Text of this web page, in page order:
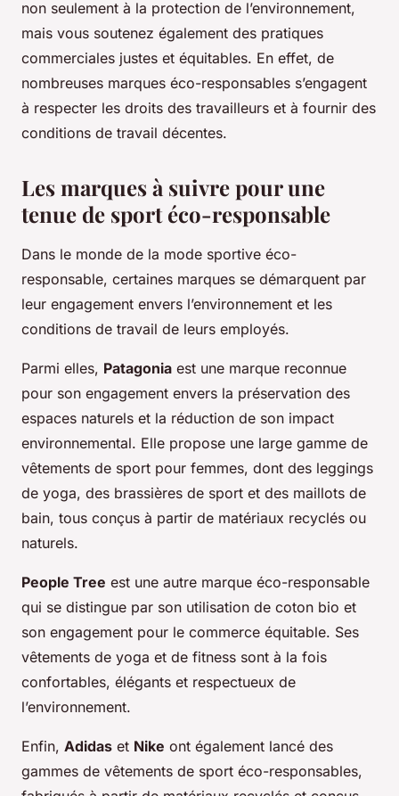
non seulement à la protection de l’environnement,
mais vous soutenez également des pratiques
commerciales justes et équitables. En effet, de
nombreuses marques éco-responsables s’engagent
à respecter les droits des travailleurs et à fournir des
conditions de travail décentes.
Les marques à suivre pour une
tenue de sport éco-responsable
Dans le monde de la mode sportive éco-
responsable, certaines marques se démarquent par
leur engagement envers l’environnement et les
conditions de travail de leurs employés.
Parmi elles, Patagonia est une marque reconnue
pour son engagement envers la préservation des
espaces naturels et la réduction de son impact
environnemental. Elle propose une large gamme de
vêtements de sport pour femmes, dont des leggings
de yoga, des brassières de sport et des maillots de
bain, tous conçus à partir de matériaux recyclés ou
naturels.
People Tree est une autre marque éco-responsable
qui se distingue par son utilisation de coton bio et
son engagement pour le commerce équitable. Ses
vêtements de yoga et de fitness sont à la fois
confortables, élégants et respectueux de
l’environnement.
Enfin, Adidas et Nike ont également lancé des
gammes de vêtements de sport éco-responsables,